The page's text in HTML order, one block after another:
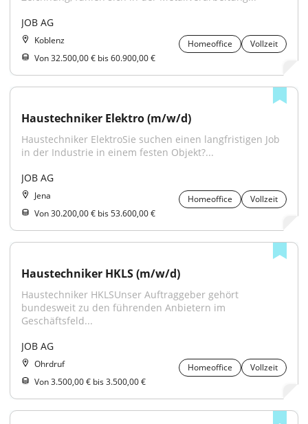
JOB AG
Koblenz Homeoffice
Vollzeit
Von 32.500,00 € bis 60.900,00 €
Haustechniker Elektro (m/w/d)
Haustechniker ElektroSie suchen einen langfristigen Job
in der Industrie in einem festen Objekt?...
JOB AG
Jena Homeoffice
Vollzeit
Von 30.200,00 € bis 53.600,00 €
Haustechniker HKLS (m/w/d)
Haustechniker HKLSUnser Auftraggeber gehört
bundesweit zu den führenden Anbietern im
Geschäftsfeld...
JOB AG
Ohrdruf Homeoffice
Vollzeit
Von 3.500,00 € bis 3.500,00 €